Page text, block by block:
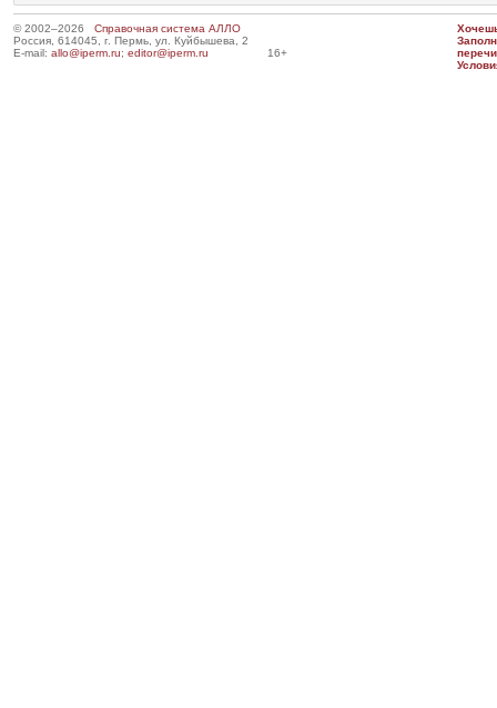
© 2002–2026 Справочная система АЛЛО
Россия, 614045, г. Пермь, ул. Куйбышева, 2
E-mail: allo@iperm.ru; editor@iperm.ru 16+